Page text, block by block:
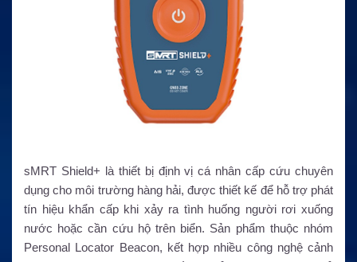
sMRT Shield+ là thiết bị định vị cá nhân cấp cứu chuyên
dụng cho môi trường hàng hải, được thiết kế để hỗ trợ phát
tín hiệu khẩn cấp khi xảy ra tình huống người rơi xuống
nước hoặc cần cứu hộ trên biển. Sản phẩm thuộc nhóm
Personal Locator Beacon, kết hợp nhiều công nghệ cảnh